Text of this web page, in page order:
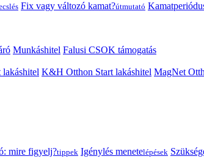
Fix vagy változó kamat?útmutató
Munkáshitel Falusi CSOK támogatás
K&H Otthon Start lakáshitel MagNet
mire figyelj?tippek Igénylés menetelépések